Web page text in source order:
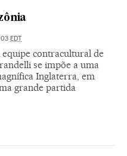
EDT
equipe contracultural de
se impõe a uma
Inglaterra, em
grande partida